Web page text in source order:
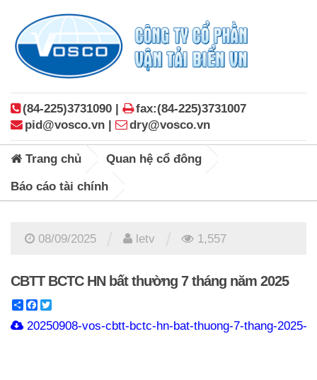
(84-225)3731090 |
fax:(84-225)3731007
pid@vosco.vn |
dry@vosco.vn
Trang chủ Quan hệ cổ đông
Báo cáo tài chính
08/09/2025 letv 1,557
CBTT BCTC HN bất thường 7 tháng năm 2025
ShareFacebook
20250908-vos-cbtt-bctc-hn-bat-thuong-7-thang-2025-